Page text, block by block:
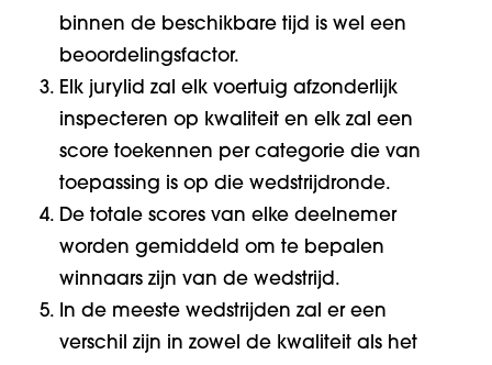
binnen de beschikbare tijd is wel een
beoordelingsfactor.
Elk jurylid zal elk voertuig afzonderlijk
inspecteren op kwaliteit en elk zal een
score toekennen per categorie die van
toepassing is op die wedstrijdronde.
De totale scores van elke deelnemer
worden gemiddeld om te bepalen
winnaars zijn van de wedstrijd.
In de meeste wedstrijden zal er een
verschil zijn in zowel de kwaliteit als het